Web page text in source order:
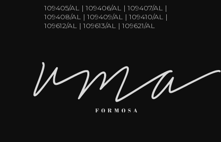
109405/AL | 109406/AL | 109407/AL |
109408/AL | 109409/AL | 109410/AL |
109612/AL | 109613/AL | 109621/AL